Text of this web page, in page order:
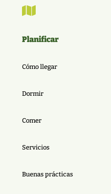

Planificar
Cómo llegar
Dormir
Comer
Servicios
Buenas prácticas